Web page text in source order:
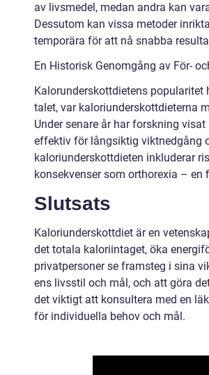
av livsmedel, medan andra kan
Dessutom kan vissa metoder
temporära för att nå snabba
En Historisk Genomgång av För-
Kalorunderskottdietens
talet, var kaloriunderskottdieterna
Under senare år har forskning
effektiv för långsiktig viktnedgång
kaloriunderskottdieten inkluderar
konsekvenser som orthorexia –
Slutsats
Kaloriunderskottdiet är en
det totala kaloriintaget, öka
privatpersoner se framsteg i sina
ens livsstil och mål, och att göra
det viktigt att konsultera med en
för individuella behov och mål.